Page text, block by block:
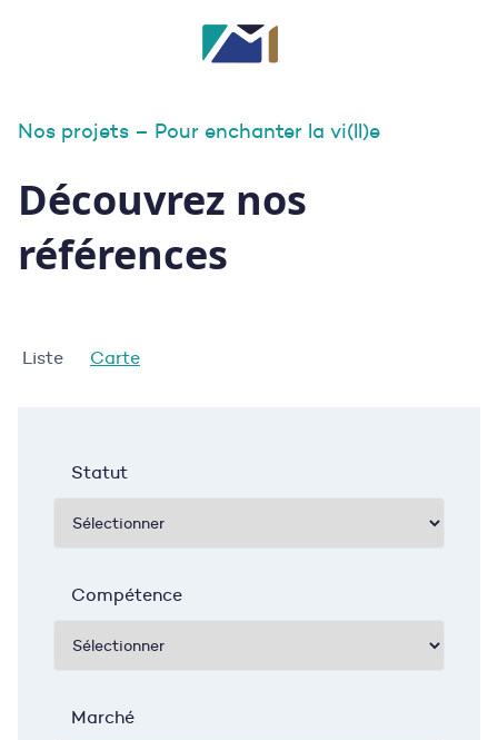
Nos projets – Pour enchanter la vi(ll)e
Découvrez nos
références
Liste Carte
Statut
Compétence
Marché